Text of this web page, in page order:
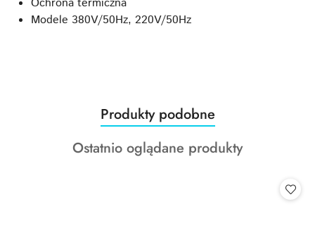
Modele 380V/50Hz, 220V/50Hz
Pomiń karuzelę produktów
Produkty
o
statusie:
Produkty podobne
Produkty
Ostatnio oglądane produkty